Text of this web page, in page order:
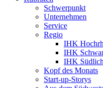
Schwerpunkt
Unternehmen
Service
Regio
IHK
IHK
IHK
Kopf des Monats
Start-up-Storys